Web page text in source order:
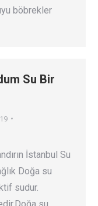
böbrekler
Su Bir
İstanbul Su
Doğa su
sudur.